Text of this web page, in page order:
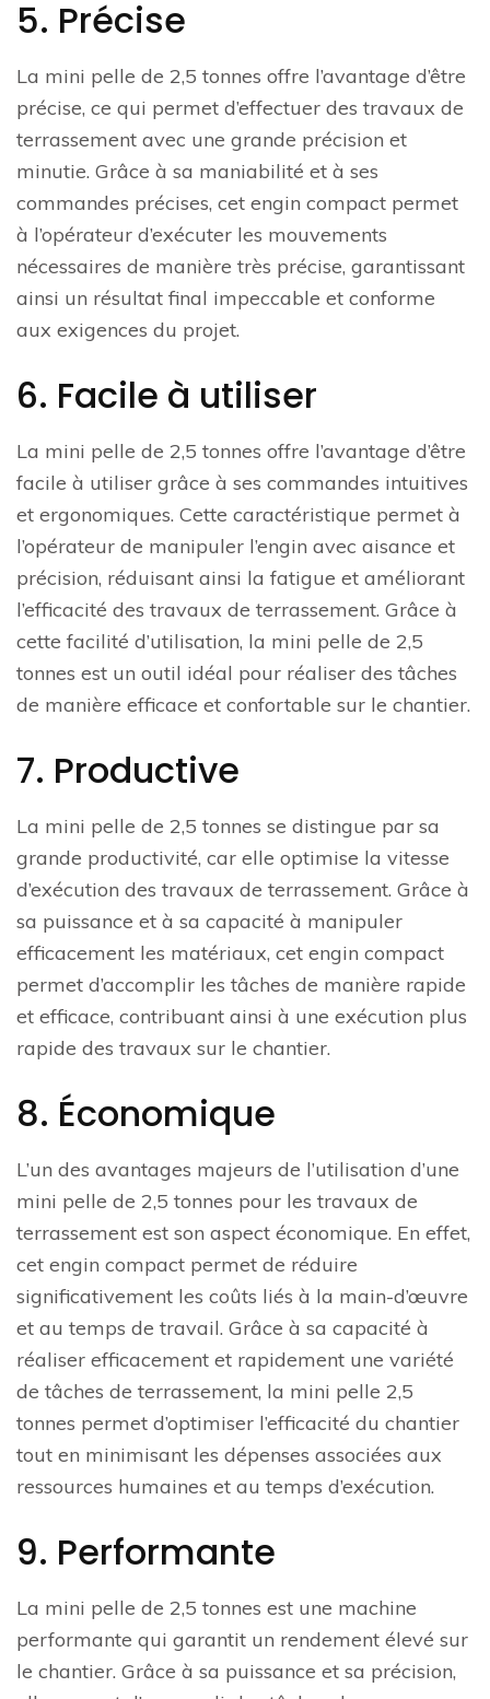
5. Précise
La mini pelle de 2,5 tonnes offre l’avantage d’être
précise, ce qui permet d’effectuer des travaux de
terrassement avec une grande précision et
minutie. Grâce à sa maniabilité et à ses
commandes précises, cet engin compact permet
à l’opérateur d’exécuter les mouvements
nécessaires de manière très précise, garantissant
ainsi un résultat final impeccable et conforme
aux exigences du projet.
6. Facile à utiliser
La mini pelle de 2,5 tonnes offre l’avantage d’être
facile à utiliser grâce à ses commandes intuitives
et ergonomiques. Cette caractéristique permet à
l’opérateur de manipuler l’engin avec aisance et
précision, réduisant ainsi la fatigue et améliorant
l’efficacité des travaux de terrassement. Grâce à
cette facilité d’utilisation, la mini pelle de 2,5
tonnes est un outil idéal pour réaliser des tâches
de manière efficace et confortable sur le chantier.
7. Productive
La mini pelle de 2,5 tonnes se distingue par sa
grande productivité, car elle optimise la vitesse
d’exécution des travaux de terrassement. Grâce à
sa puissance et à sa capacité à manipuler
efficacement les matériaux, cet engin compact
permet d’accomplir les tâches de manière rapide
et efficace, contribuant ainsi à une exécution plus
rapide des travaux sur le chantier.
8. Économique
L’un des avantages majeurs de l’utilisation d’une
mini pelle de 2,5 tonnes pour les travaux de
terrassement est son aspect économique. En effet,
cet engin compact permet de réduire
significativement les coûts liés à la main-d’œuvre
et au temps de travail. Grâce à sa capacité à
réaliser efficacement et rapidement une variété
de tâches de terrassement, la mini pelle 2,5
tonnes permet d’optimiser l’efficacité du chantier
tout en minimisant les dépenses associées aux
ressources humaines et au temps d’exécution.
9. Performante
La mini pelle de 2,5 tonnes est une machine
performante qui garantit un rendement élevé sur
le chantier. Grâce à sa puissance et sa précision,